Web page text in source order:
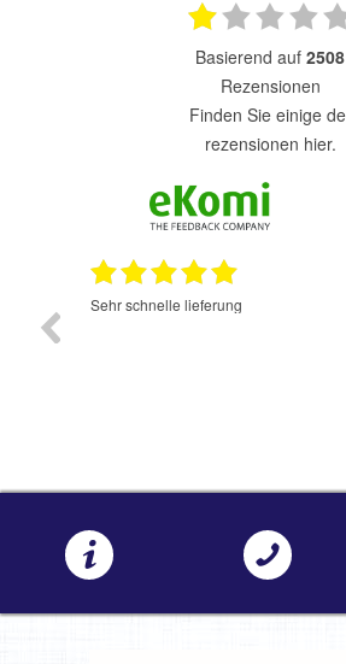
basierend auf 2508
Rezensionen
finden Sie einige der
rezensionen hier.
Sehr schnelle lieferung